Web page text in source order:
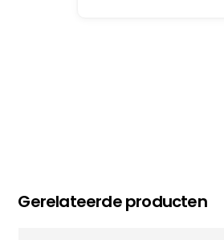
Gerelateerde producten